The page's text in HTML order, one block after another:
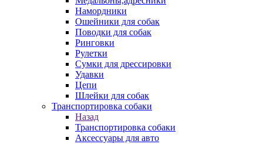
Намордники
Ошейники для собак
Поводки для собак
Ринговки
Рулетки
Сумки для дрессировки
Удавки
Цепи
Шлейки для собак
Транспортировка собаки
Назад
Транспортировка собаки
Аксессуары для авто